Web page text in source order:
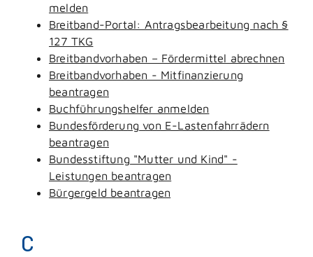
melden
Breitband-Portal: Antragsbearbeitung nach §
127 TKG
Breitbandvorhaben – Fördermittel abrechnen
Breitbandvorhaben - Mitfinanzierung
beantragen
Buchführungshelfer anmelden
Bundesförderung von E-Lastenfahrrädern
beantragen
Bundesstiftung "Mutter und Kind" -
Leistungen beantragen
Bürgergeld beantragen
C